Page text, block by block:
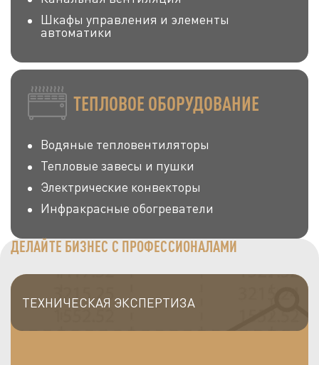
Шкафы управления и элементы
автоматики
ТЕПЛОВОЕ ОБОРУДОВАНИЕ
Водяные тепловентиляторы
Тепловые завесы и пушки
Электрические конвекторы
Инфракрасные обогреватели
ДЕЛАЙТЕ БИЗНЕС С ПРОФЕССИОНАЛАМИ
ТЕХНИЧЕСКАЯ ЭКСПЕРТИЗА